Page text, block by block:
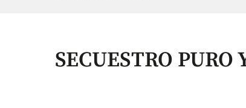
SECUESTRO PURO